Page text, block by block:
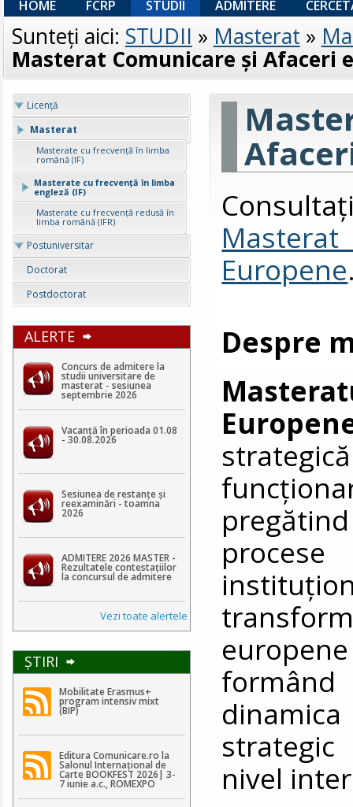
HOME FCRP STUDII ADMITERE
Sunteţi aici: STUDII » Masterat »
Masterat Comunicare și Afaceri
Licenţă
Masterat
Masterate cu frecvență în limba
română (IF)
Masterate cu frecvență în limba
engleză (IF)
Masterate cu frecvență redusă în
limba română (IFR)
Postuniversitar
Doctorat
Postdoctorat
ALERTE
Concurs de admitere la
studii universitare de
masterat - sesiunea
septembrie 2026
Vacanță în perioada 01.08
- 30.08.2026
Sesiunea de restanțe și
reexaminări - toamna
2026
ADMITERE 2026 MASTER -
Rezultatele contestaţiilor
la concursul de admitere
Vezi toate alertele
ŞTIRI
Mobilitate Erasmus+
program intensiv mixt
(BIP)
Editura Comunicare.ro la
Salonul Internațional de
Carte BOOKFEST 2026| 3-
7 iunie a.c., ROMEXPO
Europene
Despre
strategic
nivel